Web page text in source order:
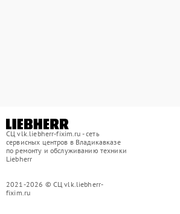
СЦ vlk.liebherr-fixim.ru - сеть
сервисных центров в Владикавказе
по ремонту и обслуживанию техники
Liebherr
2021-2026 © СЦ vlk.liebherr-
fixim.ru